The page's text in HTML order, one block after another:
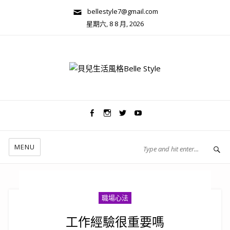
bellestyle7@gmail.com
星期六, 8 8 月, 2026
MENU
職場心法
工作經驗很重要嗎